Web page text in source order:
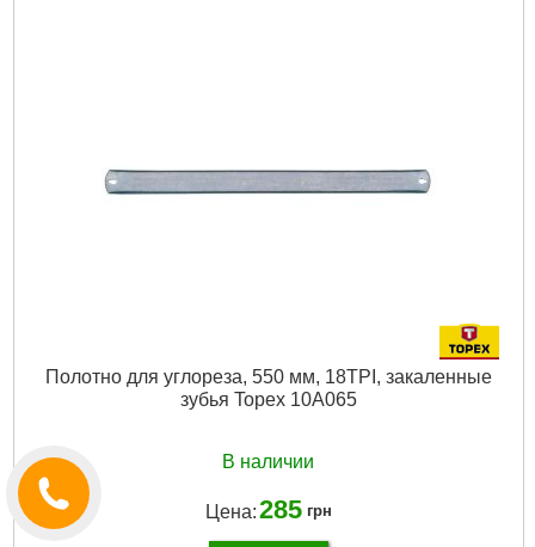
Полотно для углореза, 550 мм, 18TPI, закаленные
зубья Topex 10A065
В наличии
Цена:285 грн